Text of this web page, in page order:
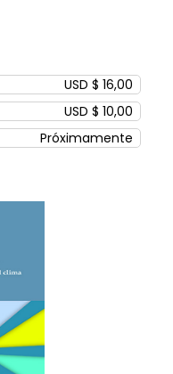
USD $ 16,00
USD $ 10,00
Próximamente